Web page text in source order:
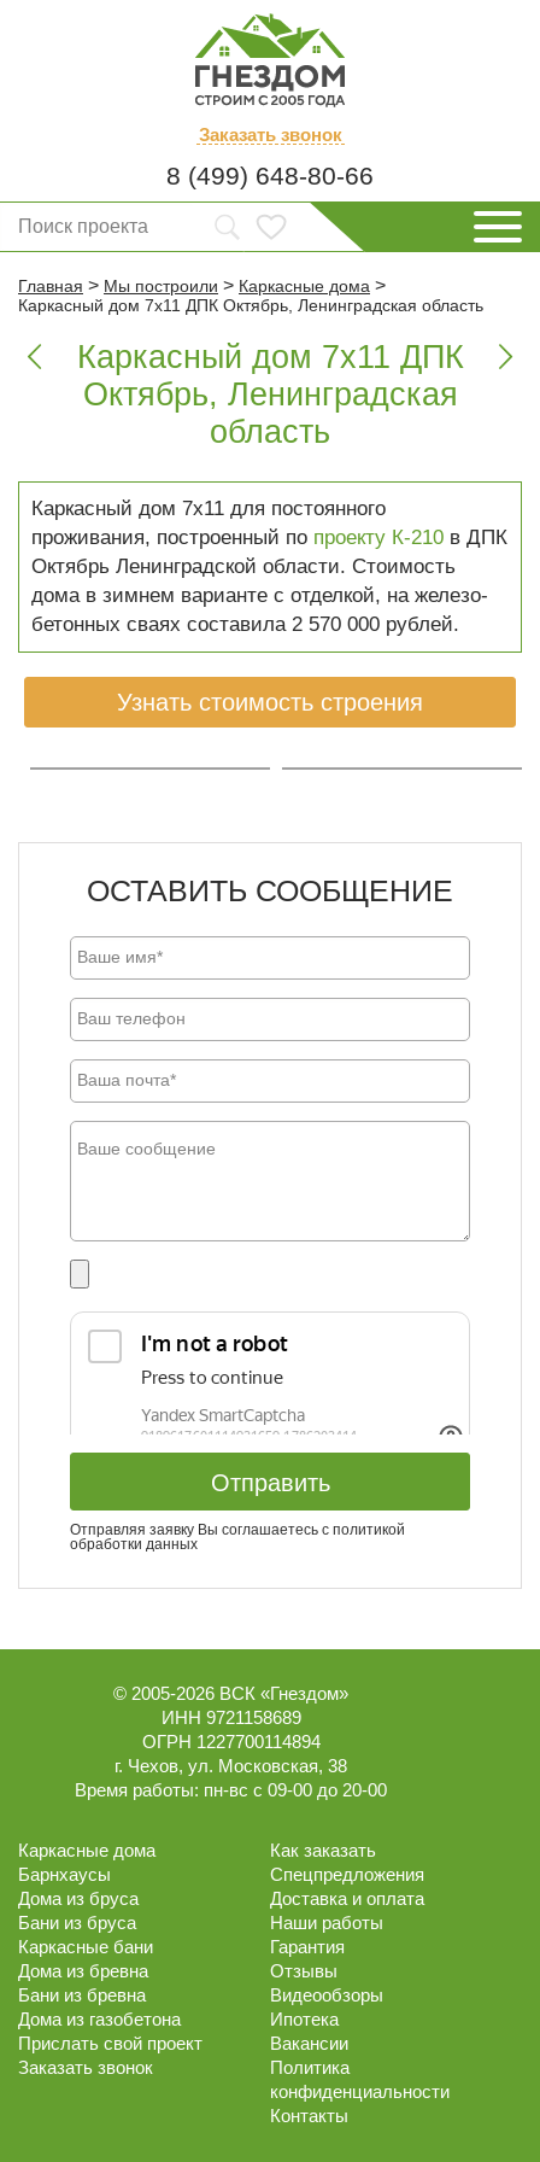
Заказать звонок
8 (499) 648-80-66
Главная > Мы построили > Каркасные дома >
Каркасный дом 7х11 ДПК Октябрь, Ленинградская область

Каркасный дом 7х11 ДПК
Октябрь, Ленинградская
область

Каркасный дом 7х11 для постоянного
проживания, построенный по проекту К-210 в ДПК
Октябрь Ленинградской области. Стоимость
дома в зимнем варианте с отделкой, на железо-
бетонных сваях составила 2 570 000 рублей.
Узнать стоимость строения
ОСТАВИТЬ СООБЩЕНИЕ
Отправить
Отправляя заявку Вы соглашаетесь с политикой
обработки данных
© 2005-2026 ВСК «Гнездом»
ИНН 9721158689
ОГРН 1227700114894
г. Чехов, ул. Московская, 38
Время работы: пн-вс с 09-00 до 20-00
Каркасные дома
Барнхаусы
Дома из бруса
Бани из бруса
Каркасные бани
Дома из бревна
Бани из бревна
Дома из газобетона
Прислать свой проект
Заказать звонок
Как заказать
Спецпредложения
Доставка и оплата
Наши работы
Гарантия
Отзывы
Видеообзоры
Ипотека
Вакансии
Политика
конфиденциальности
Контакты